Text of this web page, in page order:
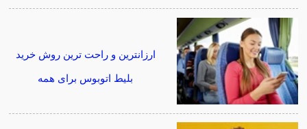
ارزانترین و راحت ترین روش خرید
بلیط اتوبوس برای همه